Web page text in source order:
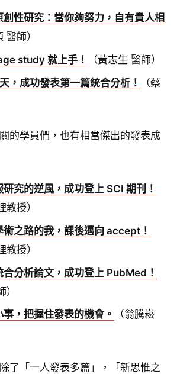
性研究：當你夠努力，自有貴人相
醫師）
study 就上手！
（黃志生 醫師）
，成功發表第一篇統合分析！
（蔡
的學員們，也有相當傑出的發表成
究的逆風，成功登上 SCI 期刊！
教授）
術之路的我，課後邁向 accept！
教授）
分析論文，成功登上 PubMed！
）
，把握住發表的機會。
（翁騰崧
了「一人發表多篇」，「新思惟之